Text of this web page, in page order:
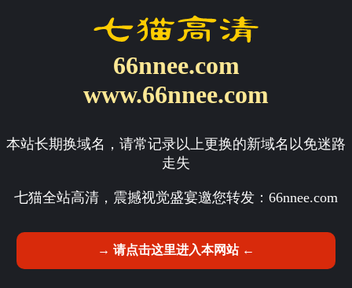
66nnee.com
www.66nnee.com
本站长期换域名，请常记录以上更换的新域名以免迷路
走失
七猫全站高清，震撼视觉盛宴邀您转发： 66nnee.com
→ 请点击这里进入本网站 ←